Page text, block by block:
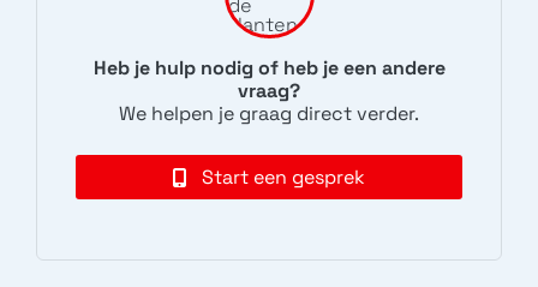
ZB634KL
(M2) ZB634KL
Heb je hulp nodig of heb je een andere
vraag?
We helpen je graag direct verder.
Start een gesprek